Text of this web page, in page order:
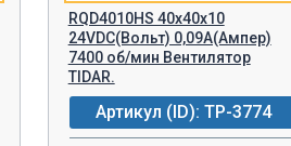
RQD4010HS 40x40x10
24VDC(Вольт) 0,09А(Ампер)
7400 об/мин Вентилятор
TIDAR.
Артикул (ID): TP-3774